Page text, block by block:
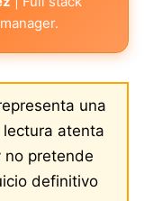
una
atenta
no pretende
definitivo